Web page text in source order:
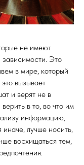
не имеют
Это
в мире, который
вызывает
и верят не в
в то, во что им
информацию,
иначе, лучше носить,
восхищаться тем,